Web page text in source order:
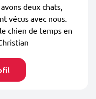
deux chats,
vécus avec nous.
chien de temps en